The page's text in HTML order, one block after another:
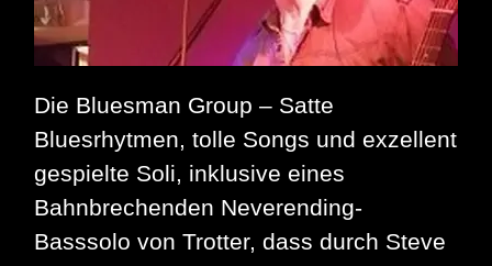
Die Bluesman Group – Satte
Bluesrhytmen, tolle Songs und exzellent
gespielte Soli, inklusive eines
Bahnbrechenden Neverending-
Basssolo von Trotter, dass durch Steve